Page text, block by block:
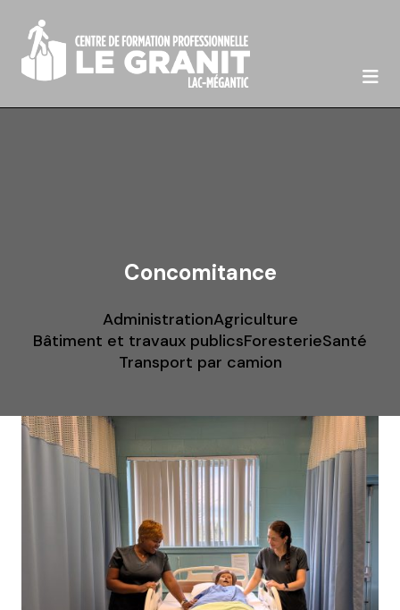

Concomitance
AdministrationAgriculture
Bâtiment et travaux publicsForesterieSanté
Transport par camion